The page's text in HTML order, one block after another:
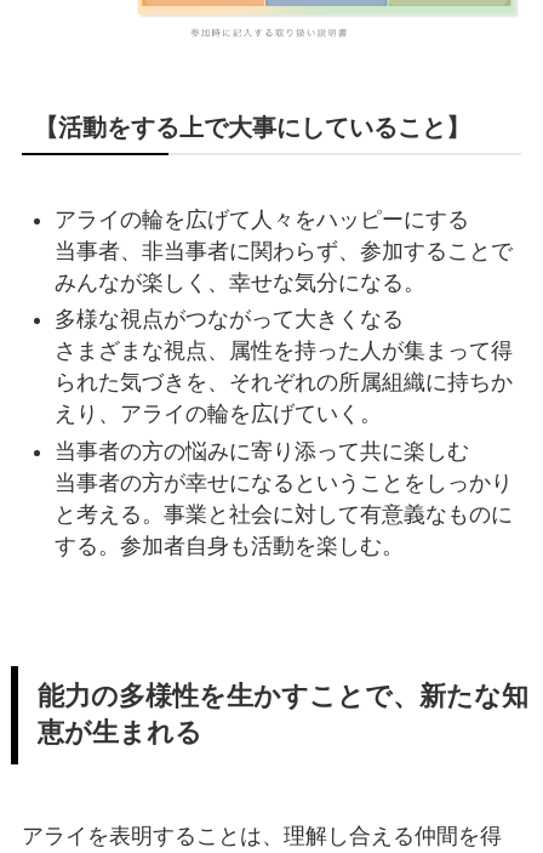
【活動をする上で大事にしていること】
アライの輪を広げて人々をハッピーにする
当事者、非当事者に関わらず、参加することで
みんなが楽しく、幸せな気分になる。
多様な視点がつながって大きくなる
さまざまな視点、属性を持った人が集まって得
られた気づきを、それぞれの所属組織に持ちか
えり、アライの輪を広げていく。
当事者の方の悩みに寄り添って共に楽しむ
当事者の方が幸せになるということをしっかり
と考える。事業と社会に対して有意義なものに
する。参加者自身も活動を楽しむ。
能力の多様性を生かすことで、新たな知
恵が生まれる
アライを表明することは、理解し合える仲間を得